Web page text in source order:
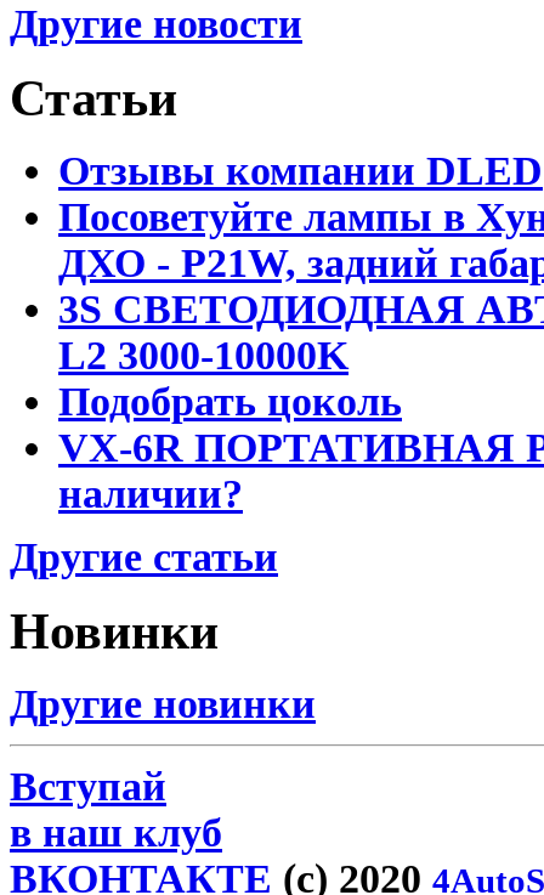
Другие новости
Статьи
Отзывы компании DLED
Посоветуйте лампы в
ДХО - P21W, задний
3S СВЕТОДИОДНАЯ
L2 3000-10000K
Подобрать цоколь
VX-6R ПОРТАТИВНАЯ
наличии?
Другие статьи
Новинки
Другие новинки
Вступай
в наш клуб
ВКОНТАКТЕ (c) 2020